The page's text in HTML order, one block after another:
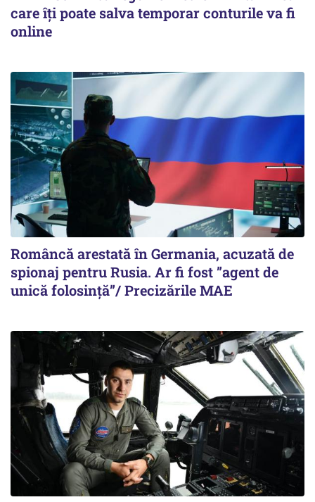
care îți poate salva temporar conturile va fi
online
Româncă arestată în Germania, acuzată de
spionaj pentru Rusia. Ar fi fost ”agent de
unică folosință”/ Precizările MAE